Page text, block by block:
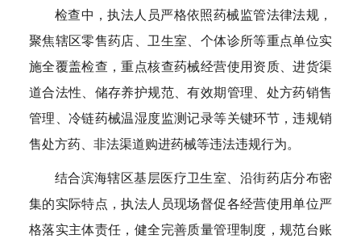
检查中，执法人员严格依照药械监管法律法规，
聚焦辖区零售药店、卫生室、个体诊所等重点单位实
施全覆盖检查，重点核查药械经营使用资质、进货渠
道合法性、储存养护规范、有效期管理、处方药销售
管理、冷链药械温湿度监测记录等关键环节，违规销
售处方药、非法渠道购进药械等违法违规行为。
结合滨海辖区基层医疗卫生室、沿街药店分布密
集的实际特点，执法人员现场督促各经营使用单位严
格落实主体责任，健全完善质量管理制度，规范台账